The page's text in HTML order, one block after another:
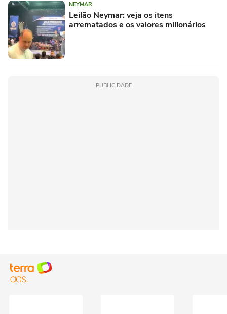
NEYMAR
Leilão Neymar: veja os itens
arrematados e os valores milionários
PUBLICIDADE